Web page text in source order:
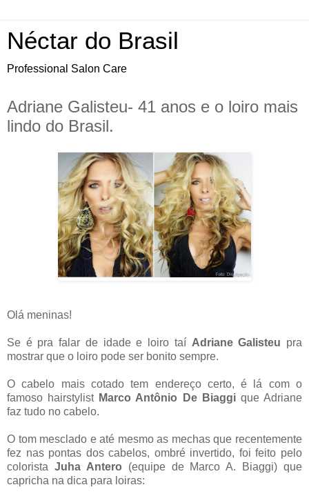
Néctar do Brasil
Professional Salon Care
Adriane Galisteu- 41 anos e o loiro mais
lindo do Brasil.
Olá meninas!
Se é pra falar de idade e loiro taí Adriane Galisteu pra
mostrar que o loiro pode ser bonito sempre.
O cabelo mais cotado tem endereço certo, é lá com o
famoso hairstylist Marco Antônio De Biaggi que Adriane
faz tudo no cabelo.
O tom mesclado e até mesmo as mechas que recentemente
fez nas pontas dos cabelos, ombré invertido, foi feito pelo
colorista Juha Antero (equipe de Marco A. Biaggi) que
capricha na dica para loiras: